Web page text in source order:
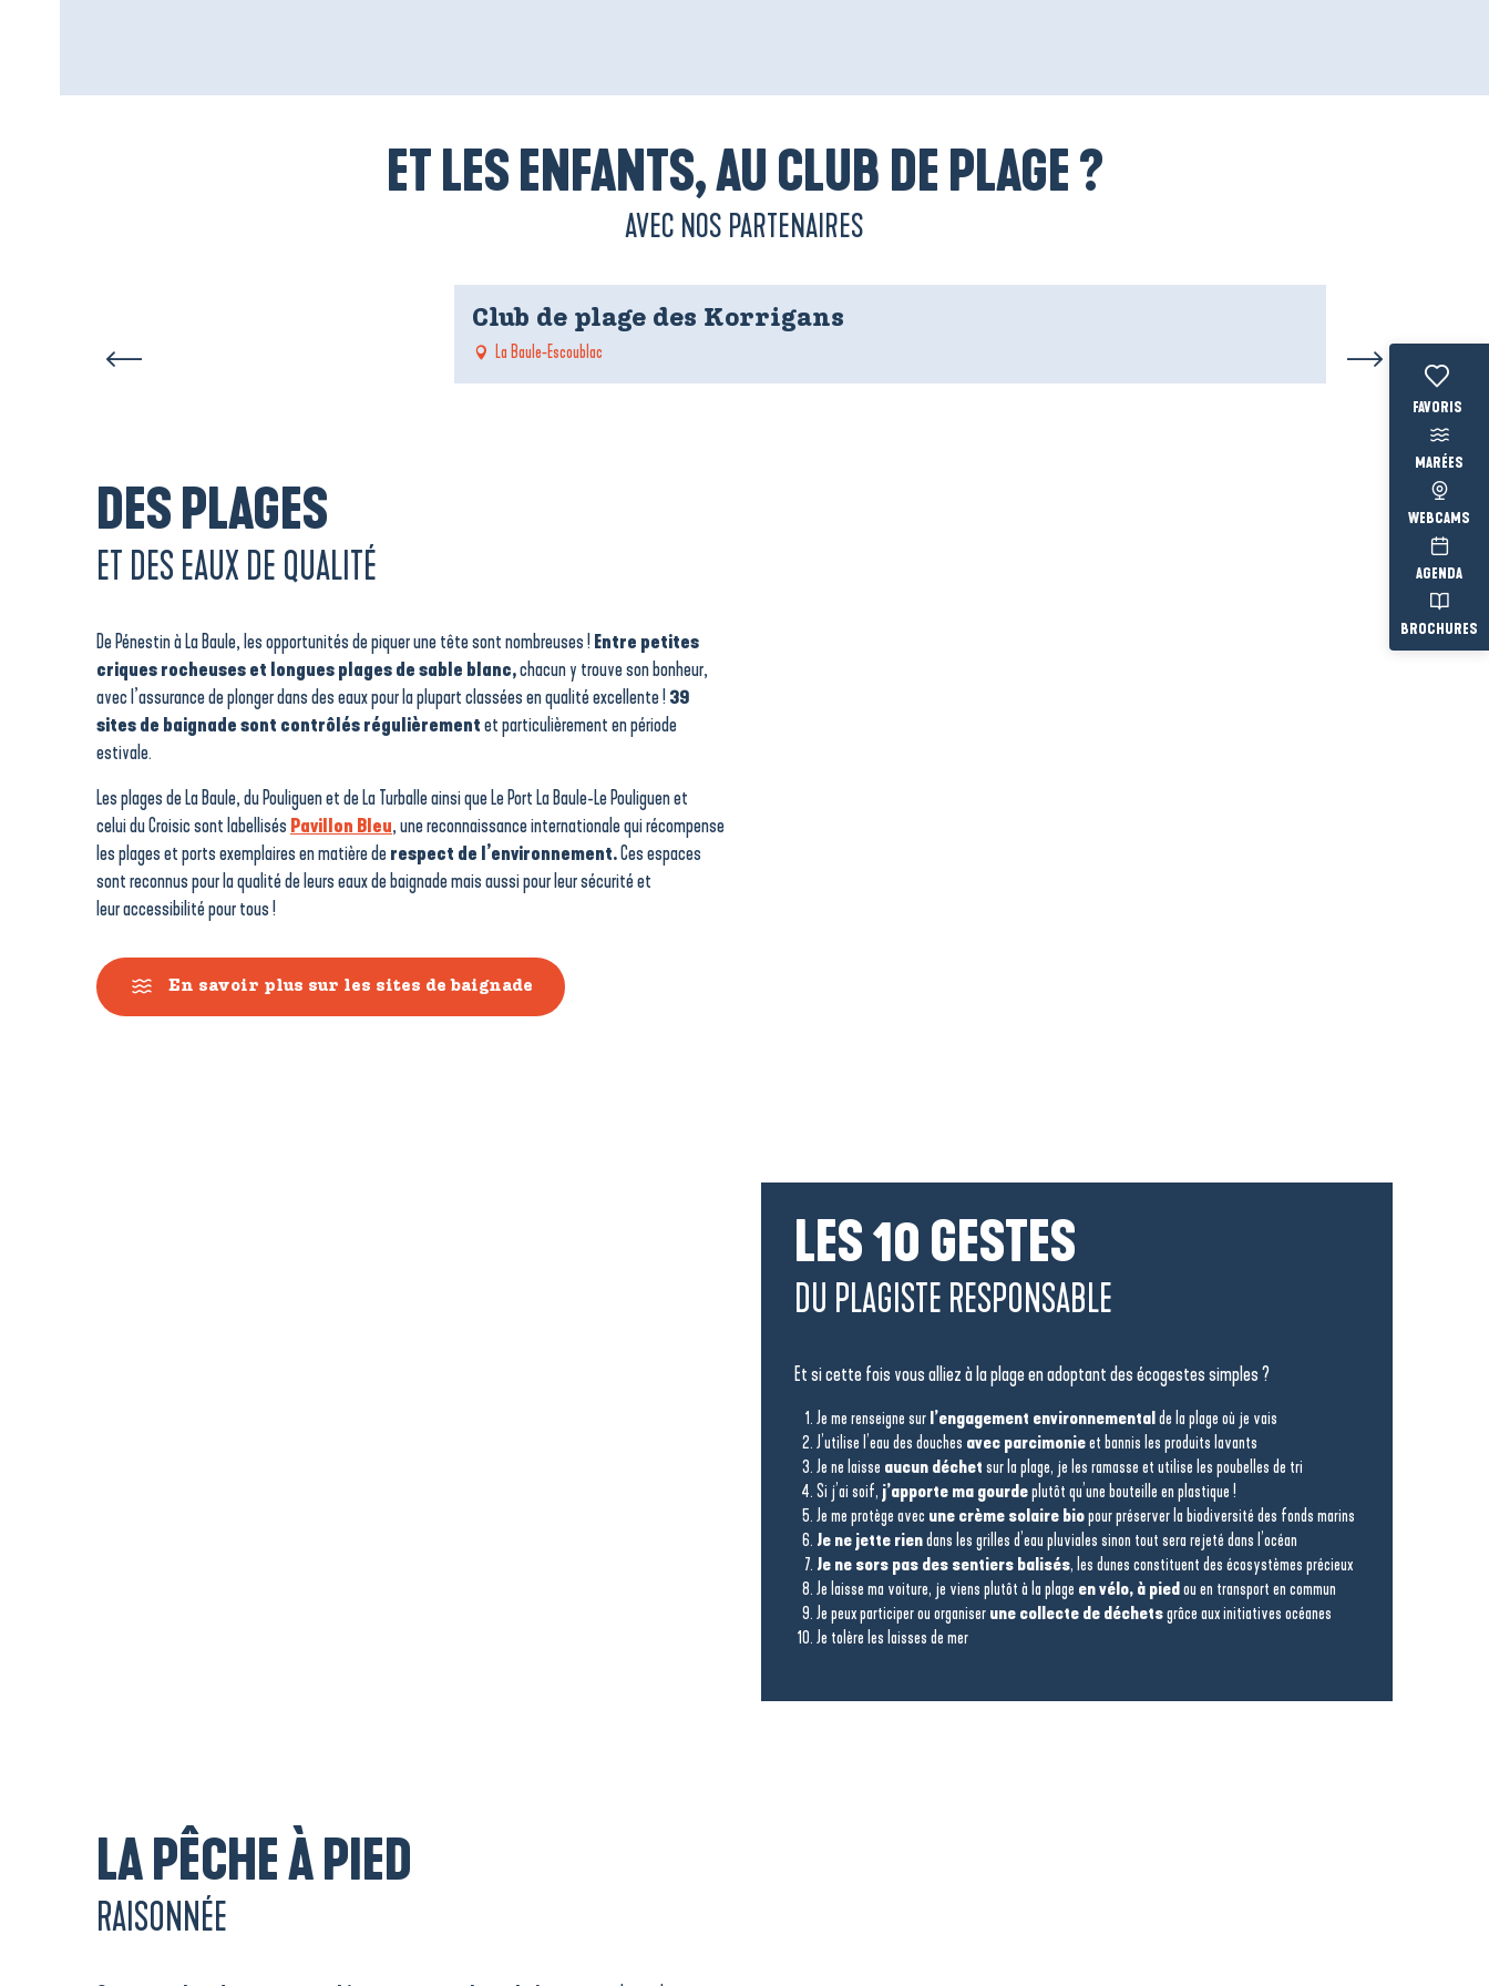
Voir les
MARÉES
WEBCAMS
AGENDA
BROCHURES
ET LES ENFANTS, AU CLUB DE PLAGE ?
AVEC NOS PARTENAIRES
Club de plage des Korrigans
La Baule-Escoublac
DES PLAGES
ET DES EAUX DE QUALITÉ
De Pénestin à La Baule, les opportunités de piquer une tête sont nombreuses !​Entre petites
criques rocheuses et longues plages de sable blanc,chacun y trouve son bonheur,
avec l’assurance de plonger dans des eaux pour la plupart classées en qualité excellente !39
sites de baignade sont contrôlés régulièrementet particulièrement en période
estivale.
Les plages de La Baule, du Pouliguen et de La Turballe ainsi que Le Port La Baule-Le Pouliguen et
celui du Croisic sont labellisés Pavillon Bleu, une reconnaissance internationale qui récompense
les plages et ports exemplaires en matière derespect de l’environnement.Ces espaces
sont reconnus pour la qualité de leurs eaux de baignade mais aussi pour leur sécurité et
leur accessibilité pour tous !
En savoir plus sur les sites de baignade
LES 10 GESTES
DU PLAGISTE RESPONSABLE
Et si cette fois vous alliez à la plage en adoptant des écogestes simples ?
​Je me renseigne sur l’engagement environnementalde la plage où je vais
J’utilise l’eau des douches avec parcimonieet bannis les produits lavants
Je ne laisse aucun déchet sur la plage, je les ramasse et utilise les poubelles de tri
Si j’ai soif, j’apporte ma gourdeplutôt qu’une bouteille en plastique !
Je me protège avec une crème solaire biopour préserver la biodiversité des fonds marins
Je ne jette riendans les grilles d’eau pluviales sinon tout sera rejeté dans l’océan
Je ne sors pas des sentiers balisés, les dunes constituent des écosystèmes précieux
Je laisse ma voiture, je viens plutôt à la plage en vélo, à piedou en transport en commun
Je peux participer ou organiser une collecte de déchetsgrâce aux initiatives océanes
Je tolère les laisses de mer
LA PÊCHE À PIED
RAISONNÉE